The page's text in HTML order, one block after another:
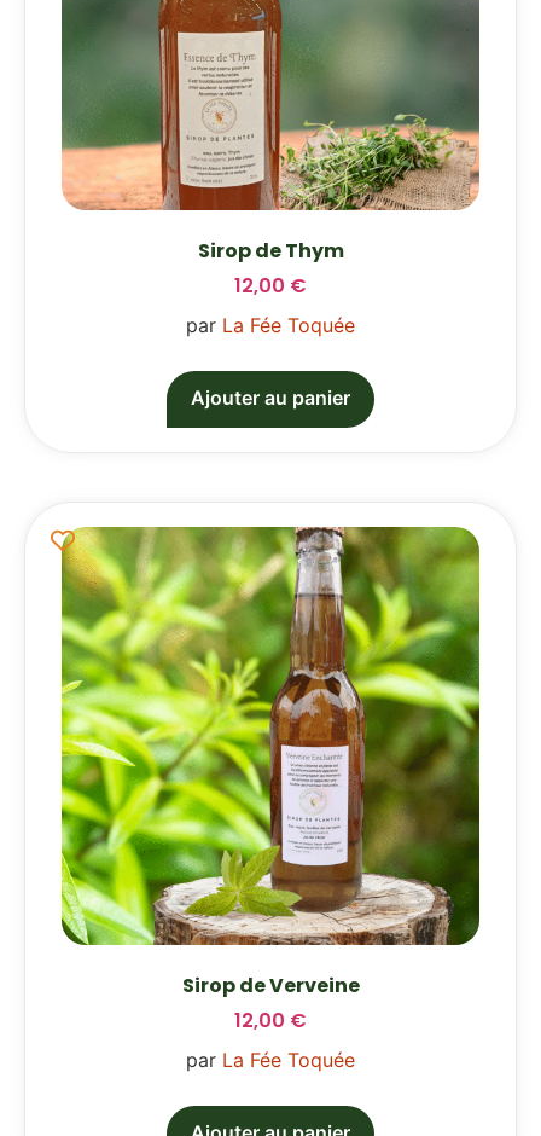
Sirop de Thym
12,00 €
par La Fée Toquée
Ajouter au panier
Sirop de Verveine
12,00 €
par La Fée Toquée